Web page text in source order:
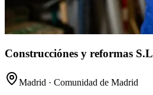
Construcciónes y reformas S.L
Madrid · Comunidad de Madrid